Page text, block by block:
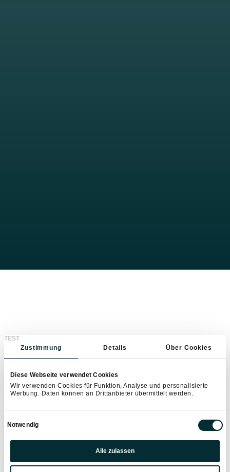
TEST
Zustimmung
Details Über Cookies
Diese Webseite verwendet Cookies
Wir verwenden Cookies für Funktion, Analyse und personalisierte
Werbung. Daten können an Drittanbieter übermittelt werden.
Notwendig
Präferenzen
Statistiken
Alle zulassen